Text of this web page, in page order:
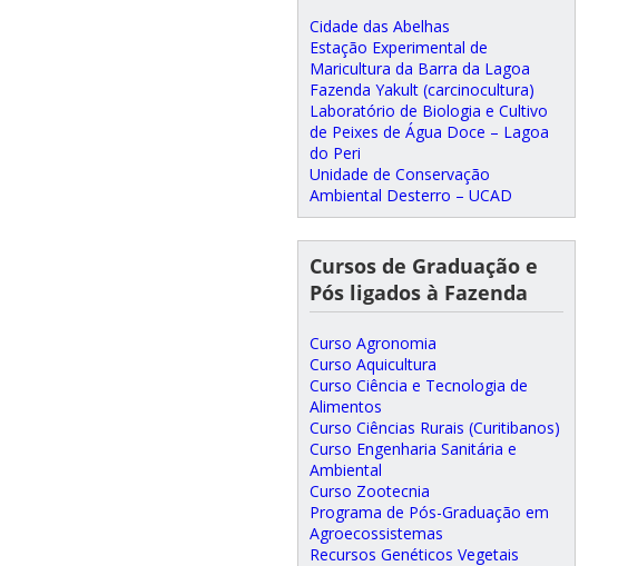
Cidade das Abelhas
Estação Experimental de
Maricultura da Barra da Lagoa
Fazenda Yakult (carcinocultura)
Laboratório de Biologia e Cultivo
de Peixes de Água Doce – Lagoa
do Peri
Unidade de Conservação
Ambiental Desterro – UCAD
Cursos de Graduação e
Pós ligados à Fazenda
Curso Agronomia
Curso Aquicultura
Curso Ciência e Tecnologia de
Alimentos
Curso Ciências Rurais (Curitibanos)
Curso Engenharia Sanitária e
Ambiental
Curso Zootecnia
Programa de Pós-Graduação em
Agroecossistemas
Recursos Genéticos Vegetais